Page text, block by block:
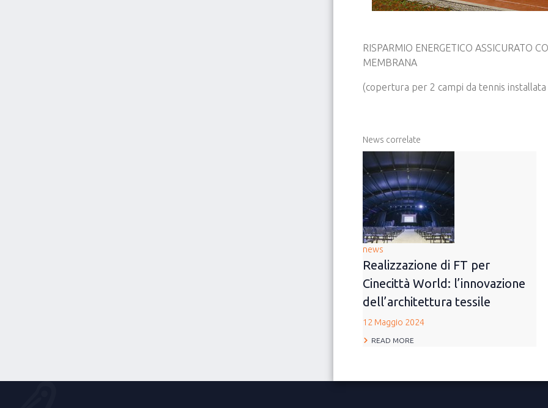
RISPARMIO ENERGETICO ASSICURATO
MEMBRANA
(copertura per 2 campi da tennis installata
News correlate
news
Realizzazione di FT per
Cinecittà World: l’innovazione
dell’architettura tessile
12 Maggio 2024
READ MORE